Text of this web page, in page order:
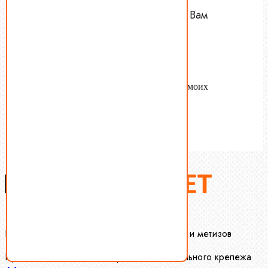
Оставьте Ваш номер — мы Вам
моих
Крепеж-Маркет оптовая продажа крепежа и метизов
Производство и оптовая продажа специального крепежа